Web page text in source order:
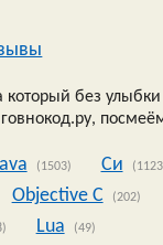
без
(1503) Си
Objective C (202)
Lua (49)